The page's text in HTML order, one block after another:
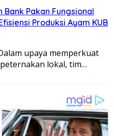
Bank Pakan Fungsional
Produksi Ayam KUB
upaya memperkuat
lokal, tim…